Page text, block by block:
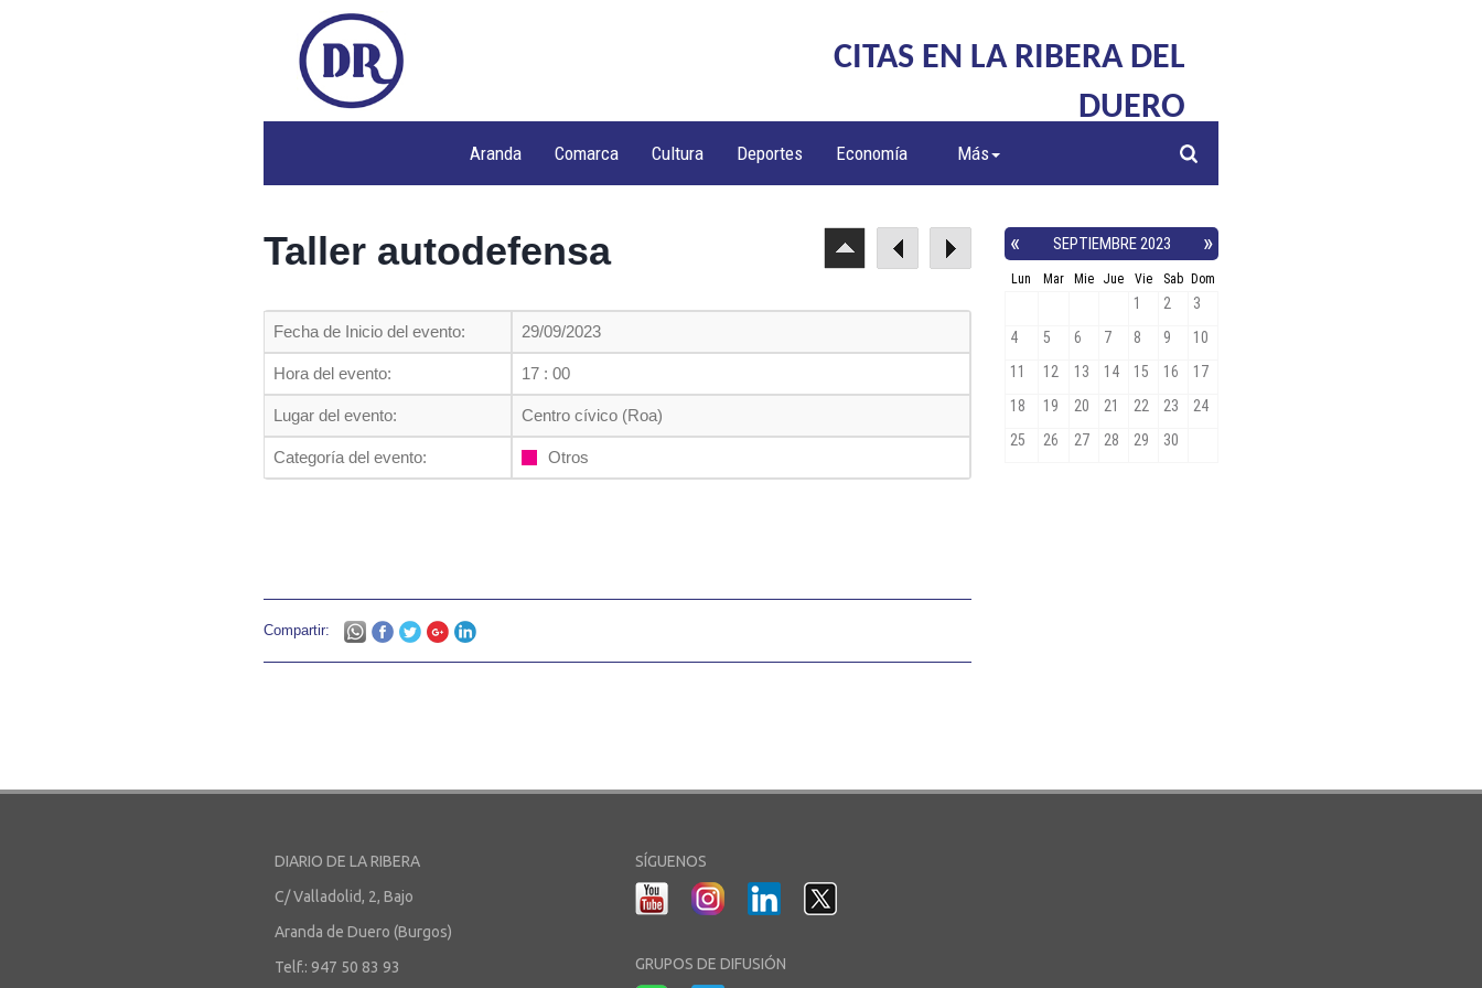
CITAS EN LA RIBERA DEL
DUERO
Aranda Comarca Cultura Deportes Economía Más
Taller autodefensa
Fecha de Inicio del evento: 29/09/2023
Hora del evento: 17 : 00
Lugar del evento: Centro cívico (Roa)
Categoría del evento: Otros
Compartir:
DIARIO DE LA RIBERA
C/ Valladolid, 2, Bajo
Aranda de Duero (Burgos)
Telf.: 947 50 83 93
SÍGUENOS
GRUPOS DE DIFUSIÓN